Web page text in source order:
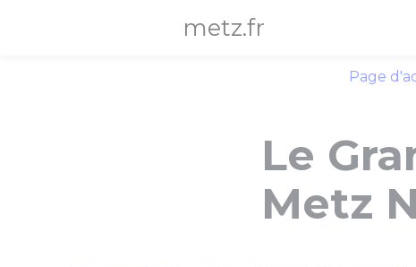
metz.fr
Page
Le
Metz